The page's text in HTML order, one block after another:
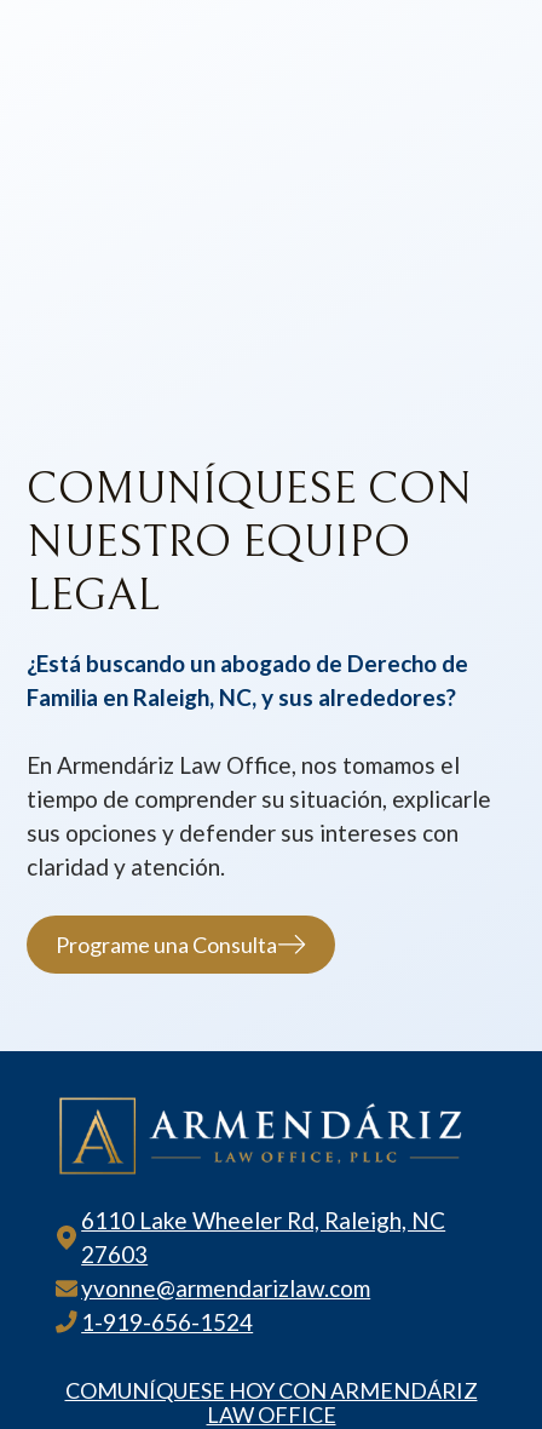
COMUNÍQUESE CON
NUESTRO EQUIPO
LEGAL
¿Está buscando un abogado de Derecho de
Familia en Raleigh, NC, y sus alrededores?
En Armendáriz Law Office, nos tomamos el
tiempo de comprender su situación, explicarle
sus opciones y defender sus intereses con
claridad y atención.
Programe una Consulta
6110 Lake Wheeler Rd, Raleigh, NC
27603
yvonne@armendarizlaw.com
1-919-656-1524
COMUNÍQUESE HOY CON ARMENDÁRIZ
LAW OFFICE